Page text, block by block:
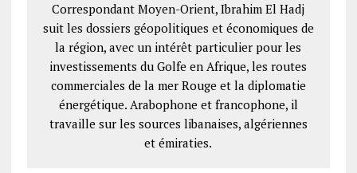
Correspondant Moyen-Orient, Ibrahim El Hadj
suit les dossiers géopolitiques et économiques de
la région, avec un intérêt particulier pour les
investissements du Golfe en Afrique, les routes
commerciales de la mer Rouge et la diplomatie
énergétique. Arabophone et francophone, il
travaille sur les sources libanaises, algériennes
et émiraties.